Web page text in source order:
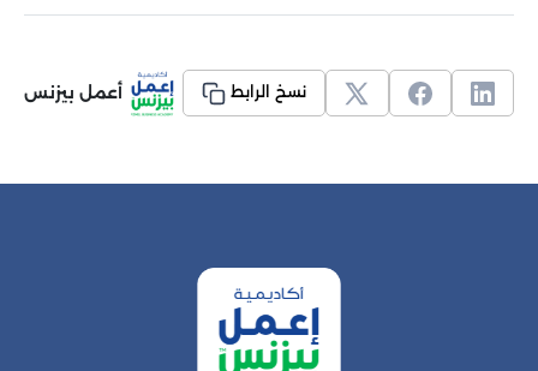
نسخ الرابط أعمل بيزنس